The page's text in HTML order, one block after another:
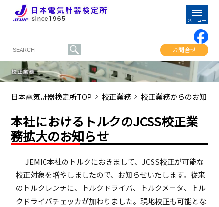
お問合せ
日本電気計器検定所TOP 校正業務 校正業務からのお知ら
本社におけるトルクのJCSS校正業
務拡大のお知らせ
JEMIC本社のトルクにおきまして、JCSS校正が可能な
校正対象を増やしましたので、お知らせいたします。従来
のトルクレンチに、トルクドライバ、トルクメータ、トル
クドライバチェッカが加わりました。現地校正も可能とな